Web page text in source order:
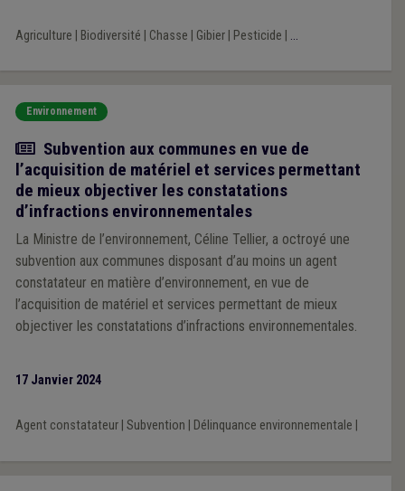
Agriculture Biodiversité Chasse Gibier| Pesticide ...
Environnement
Actualité
Subvention aux communes en vue de
l’acquisition de matériel et services permettant
de mieux objectiver les constatations
d’infractions environnementales
La Ministre de l’environnement, Céline Tellier, a octroyé une
subvention aux communes disposant d’au moins un agent
constatateur en matière d’environnement, en vue de
l’acquisition de matériel et services permettant de mieux
objectiver les constatations d’infractions environnementales.
17 Janvier 2024
Agent constatateur| Subvention Délinquance environnementale